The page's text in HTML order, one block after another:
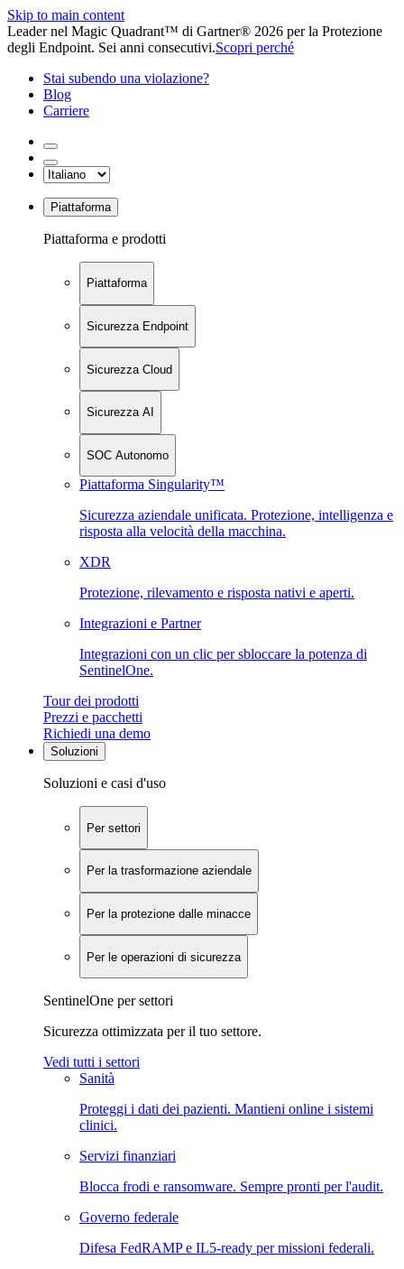
Skip to main content
Leader nel Magic Quadrant™ di Gartner® 2026 per la Protezione
degli Endpoint. Sei anni consecutivi.Scopri perché
Stai subendo una violazione?
Blog
Carriere
Piattaforma
Piattaforma e prodotti
Piattaforma
Sicurezza Endpoint
Sicurezza Cloud
Sicurezza AI
SOC Autonomo
Piattaforma Singularity™
Sicurezza aziendale unificata. Protezione, intelligenza e
risposta alla velocità della macchina.
XDR
Protezione, rilevamento e risposta nativi e aperti.
Integrazioni e Partner
Integrazioni con un clic per sbloccare la potenza di
SentinelOne.
Tour dei prodotti
Prezzi e pacchetti
Richiedi una demo
Soluzioni
Soluzioni e casi d'uso
Per settori
Per la trasformazione aziendale
Per la protezione dalle minacce
Per le operazioni di sicurezza
SentinelOne per settori
Sicurezza ottimizzata per il tuo settore.
Vedi tutti i settori
Sanità
Proteggi i dati dei pazienti. Mantieni online i sistemi
clinici.
Servizi finanziari
Blocca frodi e ransomware. Sempre pronti per l'audit.
Governo federale
Difesa FedRAMP e IL5-ready per missioni federali.